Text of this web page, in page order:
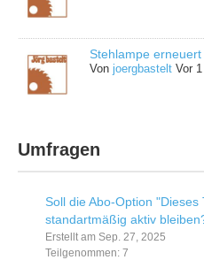
Stehlampe erneuert
Vonjoergbastelt Vor
Umfragen
Soll die Abo-Option
standartmäßig aktiv
Erstellt am Sep. 27, 2025
Teilgenommen: 7